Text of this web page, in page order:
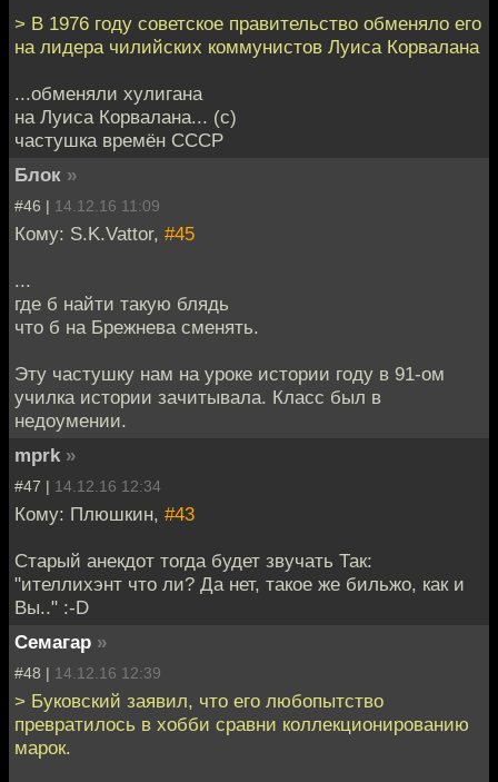
> В 1976 году советское правительство обменяло его
на лидера чилийских коммунистов Луиса Корвалана
...обменяли хулигана
на Луиса Корвалана... (с)
частушка времён СССР
Блок »
#46 | 14.12.16 11:09
Кому: S.K.Vattor, #45
...
где б найти такую блядь
что б на Брежнева сменять.
Эту частушку нам на уроке истории году в 91-ом
училка истории зачитывала. Класс был в
недоумении.
mprk »
#47 | 14.12.16 12:34
Кому: Плюшкин, #43
Старый анекдот тогда будет звучать Так:
"ителлихэнт что ли? Да нет, такое же бильжо, как и
Вы.." :-D
Семагар »
#48 | 14.12.16 12:39
> Буковский заявил, что его любопытство
превратилось в хобби сравни коллекционированию
марок.